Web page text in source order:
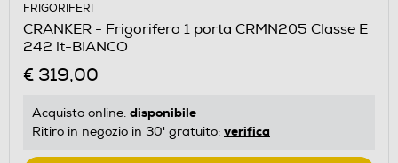
FRIGORIFERI
CRANKER - Frigorifero 1 porta CRMN205 Classe E
242 lt-BIANCO
€ 319,00
Acquisto online: disponibile
Ritiro in negozio in 30' gratuito: verifica